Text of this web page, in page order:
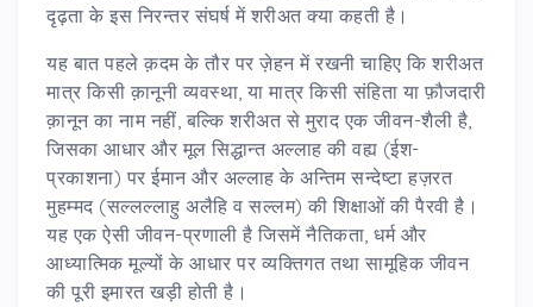
दृढ़ता के इस निरन्तर संघर्ष में शरीअत क्या कहती है।
यह बात पहले क़दम के तौर पर ज़ेहन में रखनी चाहिए कि शरीअत
मात्र किसी क़ानूनी व्यवस्था, या मात्र किसी संहिता या फ़ौजदारी
क़ानून का नाम नहीं, बल्कि शरीअत से मुराद एक जीवन-शैली है,
जिसका आधार और मूल सिद्धान्त अल्लाह की वह्य (ईश-
प्रकाशना) पर ईमान और अल्लाह के अन्तिम सन्देष्टा हज़रत
मुहम्मद (सल्लल्लाहु अलैहि व सल्लम) की शिक्षाओं की पैरवी है।
यह एक ऐसी जीवन-प्रणाली है जिसमें नैतिकता, धर्म और
आध्यात्मिक मूल्यों के आधार पर व्यक्तिगत तथा सामूहिक जीवन
की पूरी इमारत खड़ी होती है।